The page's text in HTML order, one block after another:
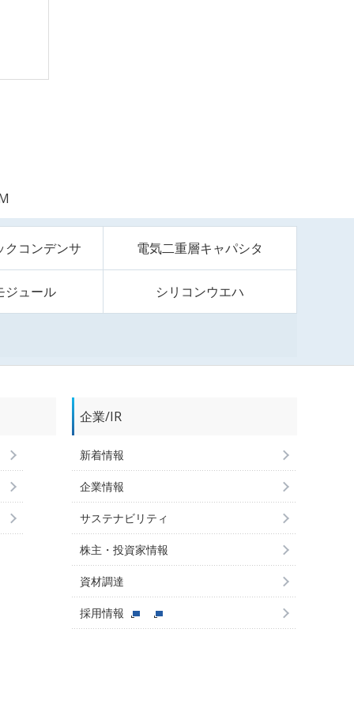
クコンデンサ 電気二重層キャパシタ
ジュール シリコンウエハ
企業/IR
新着情報
企業情報
サステナビリティ
株主・投資家情報
資材調達
採用情報